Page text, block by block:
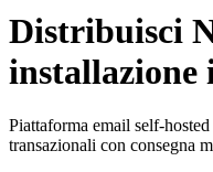
Distribuisci
installazione
Piattaforma email self-
transazionali con consegna